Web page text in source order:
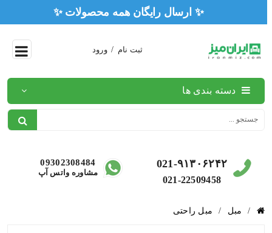
✨ ارسال رایگان همه محصولات ✨
ثبت نام / ورود
دسته بندی ها
021-۹۱۳۰۶۲۴۲
021-22509458
09302308484
مشاوره واتس آپ
مبل مبل راحتی